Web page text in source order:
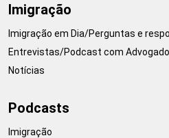
Imigração
Imigração em Dia/Perguntas e
Entrevistas/Podcast com
Notícias
Podcasts
Imigração